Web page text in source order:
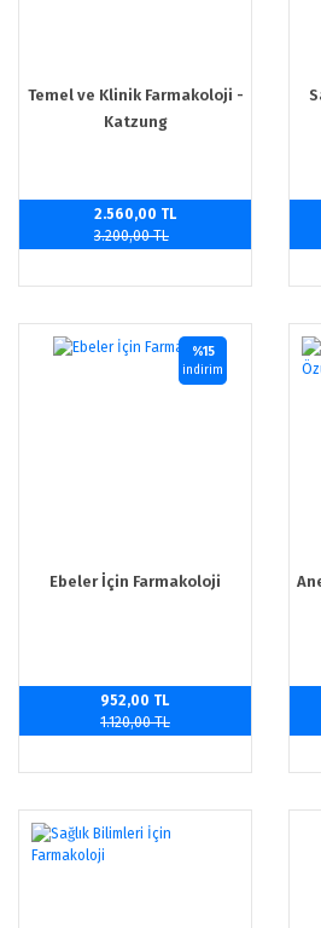
Temel ve Klinik Farmakoloji -
Katzung
2.560,00 TL
3.200,00 TL
Ebeler İçin Farmakoloji
%15
indirim
952,00 TL
1.120,00 TL